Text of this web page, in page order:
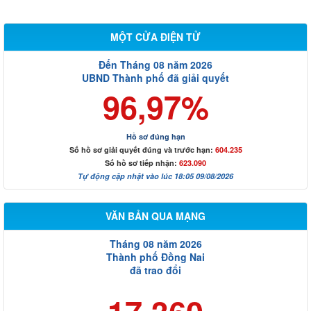
MỘT CỬA ĐIỆN TỬ
Đến Tháng 08 năm 2026
UBND Thành phố đã giải quyết
96,97%
Hồ sơ đúng hạn
Số hồ sơ giải quyết đúng và trước hạn: 604.235
Số hồ sơ tiếp nhận: 623.090
Tự động cập nhật vào lúc 18:05 09/08/2026
VĂN BẢN QUA MẠNG
Tháng 08 năm 2026
Thành phố Đồng Nai
đã trao đổi